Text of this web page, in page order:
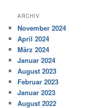
ARCHIV
November 2024
April 2024
März 2024
Januar 2024
August 2023
Februar 2023
Januar 2023
August 2022